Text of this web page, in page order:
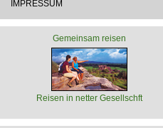
IMPRESSUM
Gemeinsam reisen
Reisen in netter Gesellschft